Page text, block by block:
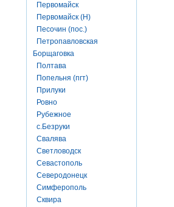
Первомайск
Первомайск (Н)
Песочин (пос.)
Петропавловская
Борщаговка
Полтава
Попельня (пгт)
Прилуки
Ровно
Рубежное
с.Безруки
Свалява
Светловодск
Севастополь
Северодонецк
Симферополь
Сквира